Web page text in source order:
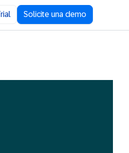
Solicite una demo